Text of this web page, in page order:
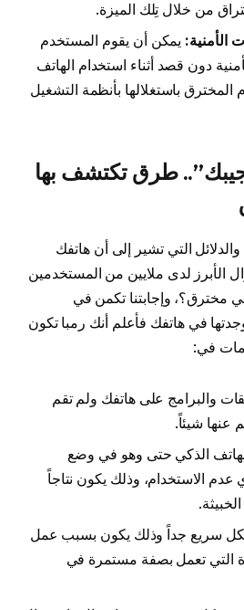
من خلال تِلك الميزة.
الأمنية: يمكن أن يقوم المستخدم
دون قصد أثناء استخدام الهاتف
المخترق باستغلالها بأنظمة التشغيل
طرق تكتشف بها
التي تشير إلى أن هاتفك
الأبرز لدى ملايين من المستخدمين
مخترق؟، وإجابتنا تكمن في
وجدتها في هاتفك فأعلم أنك رمبا تكون
في:
والبرامج على هاتفك ولم تقم
عنها شيئاً.
الذكي حتى وهو في وضع
الاستخدام، وذلك يكون نتاجاً
سريع جداً وذلك يكون بسبب عمل
التي تعمل بصفة مستمرة في